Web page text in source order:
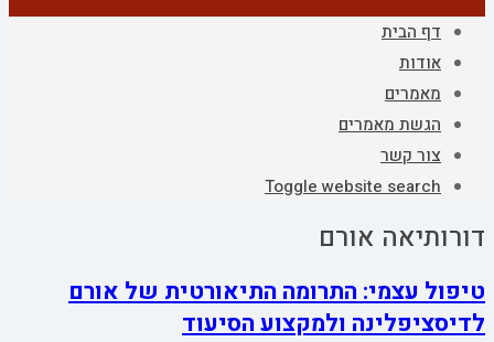
דף הבית
אודות
מאמרים
הגשת מאמרים
צור קשר
Toggle website search
דורותיאה אורם
טיפול עצמי: התרומה התיאורטית של אורם
לדיסציפלינה ולמקצוע הסיעוד